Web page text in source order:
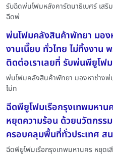
รับฉีดพ่นโฟมหลังคารัตนาธิเบศร์ เส
ฉีดพ่
พ่นโฟมคลังสินค้าพัทยา มอง
งานเนี๊ยบ ทั่วไทย ไม่ทิ้งงาน
ติดต่อเราเลยที่ รับพ่นพียูโฟ
พ่นโฟมคลังสินค้าพัทยา มองหาช่างพ่
ไม่ท
ฉีดพียูโฟมเรือกรุงเทพมหา
หยุดความร้อน ด้วยนวัตกร
ครอบคลุมพื้นที่ทั่วประเทศ
ฉีดพียูโฟมเรือกรุงเทพมหานคร หยุด